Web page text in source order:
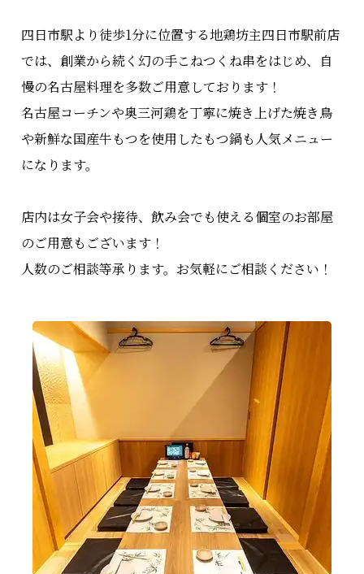
四日市駅より徒歩1分に位置する地鶏坊主四日市駅前店
では、創業から続く幻の手こねつくね串をはじめ、自
慢の名古屋料理を多数ご用意しております！
名古屋コーチンや奥三河鶏を丁寧に焼き上げた焼き鳥
や新鮮な国産牛もつを使用したもつ鍋も人気メニュー
になります。
店内は女子会や接待、飲み会でも使える個室のお部屋
のご用意もございます！
人数のご相談等承ります。お気軽にご相談ください！